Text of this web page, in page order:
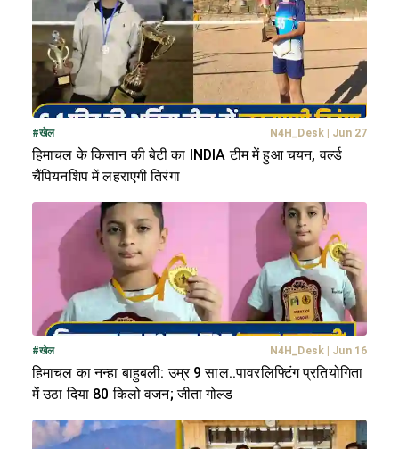
#खेल N4H_Desk| Jun 27
हिमाचल के किसान की बेटी का INDIA टीम में हुआ चयन, वर्ल्ड
चैंपियनशिप में लहराएगी तिरंगा
#खेल N4H_Desk| Jun 16
हिमाचल का नन्हा बाहुबली: उम्र 9 साल..पावरलिफ्टिंग प्रतियोगिता
में उठा दिया 80 किलो वजन; जीता गोल्ड